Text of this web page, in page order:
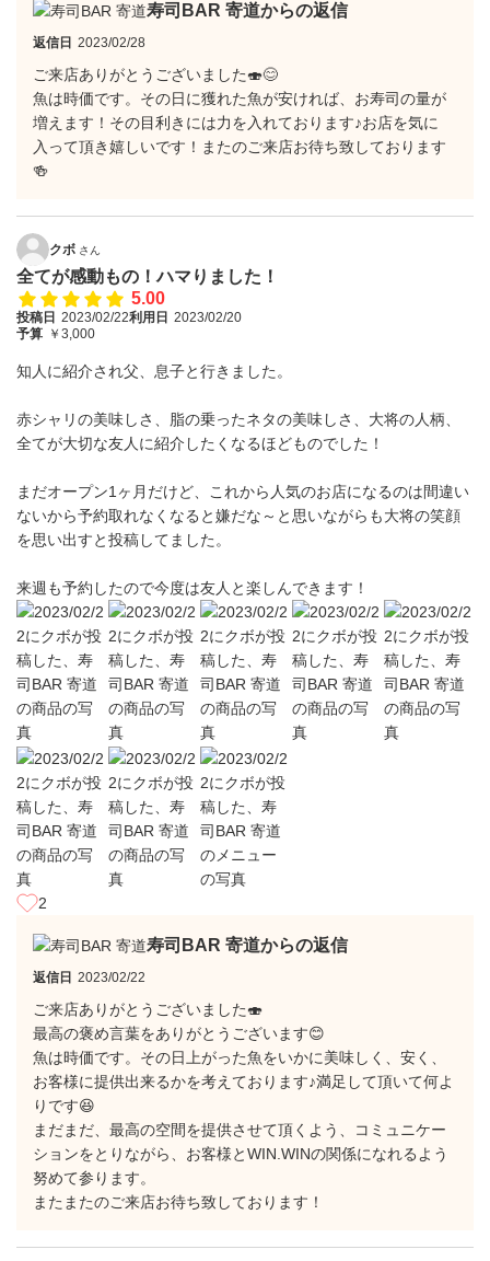
寿司BAR 寄道からの返信
返信日 2023/02/28
ご来店ありがとうございました🍣😊
魚は時価です。その日に獲れた魚が安ければ、お寿司の量が
増えます！その目利きには力を入れております♪お店を気に
入って頂き嬉しいです！またのご来店お待ち致しております
🍻
クボ さん
全てが感動もの！ハマりました！
5.00
投稿日 2023/02/22利用日 2023/02/20
予算 ￥3,000
知人に紹介され父、息子と行きました。
赤シャリの美味しさ、脂の乗ったネタの美味しさ、大将の人柄、
全てが大切な友人に紹介したくなるほどものでした！
まだオープン1ヶ月だけど、これから人気のお店になるのは間違い
ないから予約取れなくなると嫌だな～と思いながらも大将の笑顔
を思い出すと投稿してました。
来週も予約したので今度は友人と楽しんできます！
2
寿司BAR 寄道からの返信
返信日 2023/02/22
ご来店ありがとうございました🍣
最高の褒め言葉をありがとうございます😊
魚は時価です。その日上がった魚をいかに美味しく、安く、
お客様に提供出来るかを考えております♪満足して頂いて何よ
りです😆
まだまだ、最高の空間を提供させて頂くよう、コミュニケー
ションをとりながら、お客様とWIN.WINの関係になれるよう
努めて参ります。
またまたのご来店お待ち致しております！